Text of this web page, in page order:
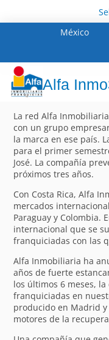
México
Alfa
La red Alfa
con un grupo
la marca en ese país.
para el primer
José. La compañía
próximos tres años.
Con Costa Rica, Alfa
mercados
Paraguay y Colombia.
internacional que se
franquiciadas con las
Alfa Inmobiliaria ha
años de fuerte
los últimos 6 meses,
franquiciadas en
producido en Madrid
motores de la